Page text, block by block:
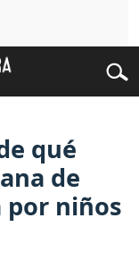
qué
de
niños